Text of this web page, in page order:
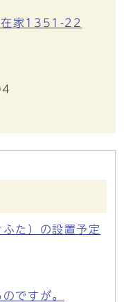
家1351-22
た）の設置予定
ですが。